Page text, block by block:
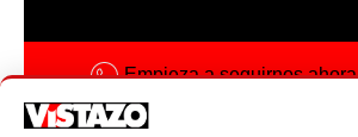
Empieza a seguirnos ahora